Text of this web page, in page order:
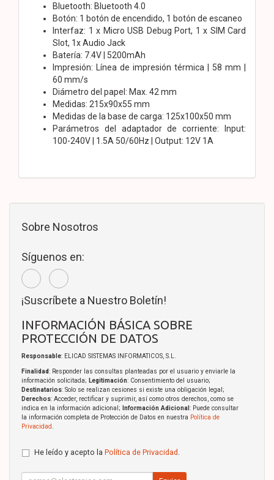
Bluetooth: Bluetooth 4.0
Botón: 1 botón de encendido, 1 botón de escaneo
Interfaz: 1 x Micro USB Debug Port, 1 x SIM Card
Slot, 1x Audio Jack
Batería: 7.4V | 5200mAh
Impresión: Línea de impresión térmica | 58 mm |
60 mm/s
Diámetro del papel: Max. 42 mm
Medidas: 215x90x55 mm
Medidas de la base de carga: 125x100x50 mm
Parámetros del adaptador de corriente: Input:
100-240V | 1.5A 50/60Hz | Output: 12V 1A
Sobre Nosotros
Síguenos en:
¡Suscríbete a Nuestro Boletín!
INFORMACIÓN BÁSICA SOBRE
PROTECCIÓN DE DATOS
Responsable: ELICAD SISTEMAS INFORMATICOS, S.L.
Finalidad: Responder las consultas planteadas por el usuario y enviarle la
información solicitada; Legitimación: Consentimiento del usuario;
Destinatarios: Solo se realizan cesiones si existe una obligación legal;
Derechos: Acceder, rectificar y suprimir, así como otros derechos, como se
indica en la información adicional;
Información Adicional : Puede consultar
la información completa de Protección de Datos en nuestra Política de
Privacidad
He leído y acepto la Política de Privacidad